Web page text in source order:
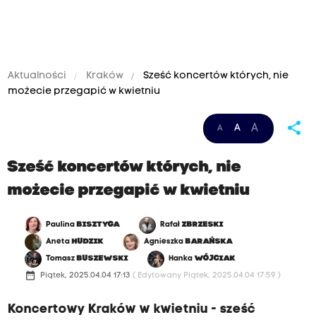
Aktualności Kraków
Sześć koncertów których, nie
możecie przegapić w kwietniu
A A A share
Sześć koncertów których, nie
możecie przegapić w kwietniu
Paulina BISZTYGA RafałZBRZESKI
Aneta HUDZIK Agnieszka BARAŃSKA
Tomasz BUSZEWSKI HankaWÓJCIAK
date_range Piątek, 2025.04.04 17:13 ( Edytowany Piątek, 2025.04.04 17:59 )
Koncertowy Kraków w kwietniu - sześć